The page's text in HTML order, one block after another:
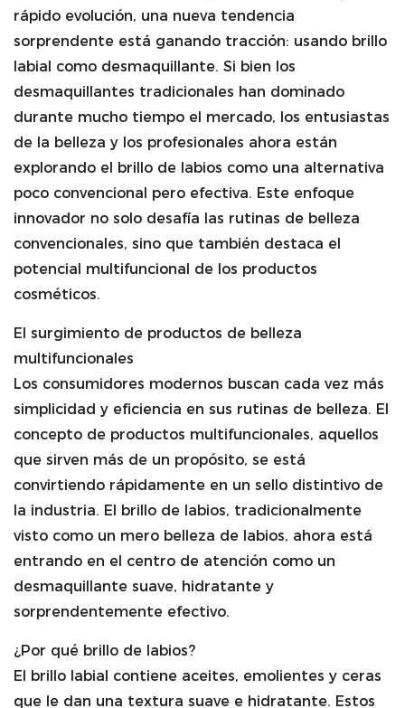
rápido evolución, una nueva tendencia
sorprendente está ganando tracción: usando brillo
labial como desmaquillante. Si bien los
desmaquillantes tradicionales han dominado
durante mucho tiempo el mercado, los entusiastas
de la belleza y los profesionales ahora están
explorando el brillo de labios como una alternativa
poco convencional pero efectiva. Este enfoque
innovador no solo desafía las rutinas de belleza
convencionales, sino que también destaca el
potencial multifuncional de los productos
cosméticos.
El surgimiento de productos de belleza
multifuncionales
Los consumidores modernos buscan cada vez más
simplicidad y eficiencia en sus rutinas de belleza. El
concepto de productos multifuncionales, aquellos
que sirven más de un propósito, se está
convirtiendo rápidamente en un sello distintivo de
la industria. El brillo de labios, tradicionalmente
visto como un mero belleza de labios, ahora está
entrando en el centro de atención como un
desmaquillante suave, hidratante y
sorprendentemente efectivo.
¿Por qué brillo de labios?
El brillo labial contiene aceites, emolientes y ceras
que le dan una textura suave e hidratante. Estos